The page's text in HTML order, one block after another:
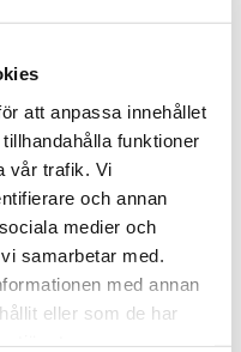
att anpassa innehållet
funktioner
vår trafik. Vi
och annan
medier och
samarbetar med.
med annan
eller som de har
att förkovra.
människor som vill
dig!